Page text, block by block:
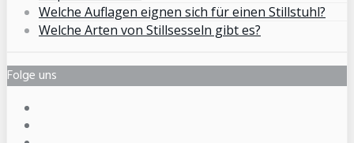
Welche Auflagen eignen sich für einen Stillstuhl?
Welche Arten von Stillsesseln gibt es?
Folge uns